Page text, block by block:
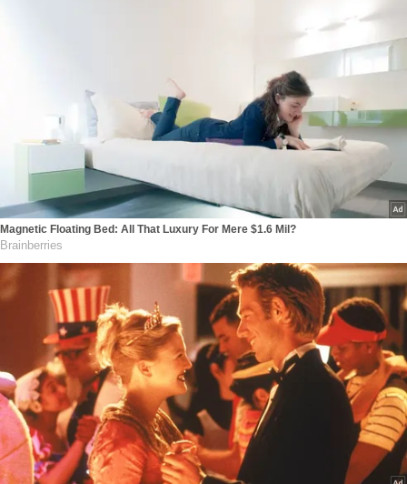
Magnetic Floating Bed: All That Luxury For Mere $1.6 Mil?
Brainberries